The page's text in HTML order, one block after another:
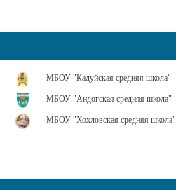
МБОУ "Кадуйская средняя школа"
МБОУ "Андогская средняя школа"
МБОУ "Хохловская средняя школа"